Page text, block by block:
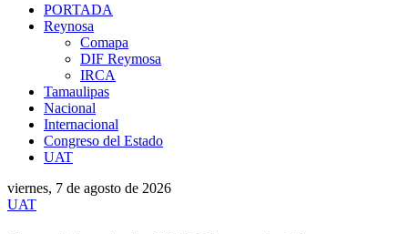
PORTADA
Reynosa
Comapa
DIF Reymosa
IRCA
Tamaulipas
Nacional
Internacional
Congreso del Estado
UAT
viernes, 7 de agosto de 2026
UAT